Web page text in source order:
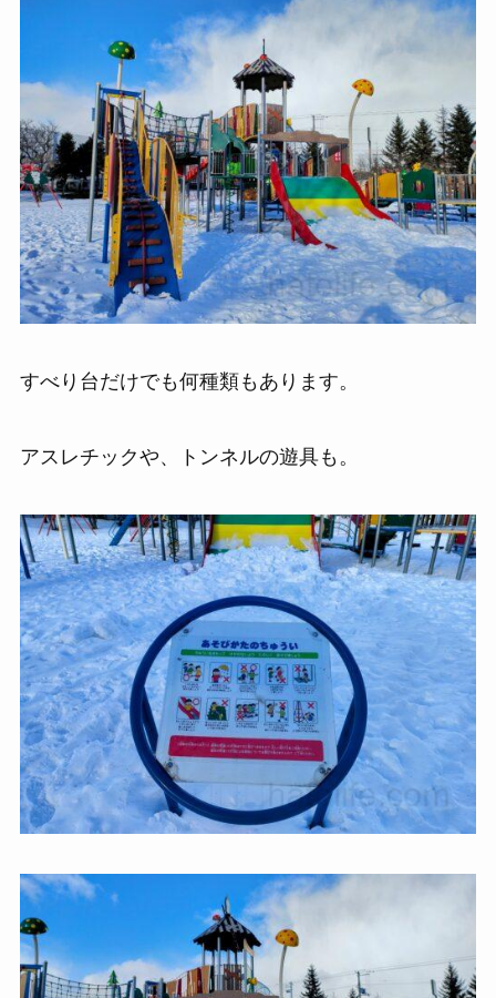
すべり台だけでも何種類もあります。
アスレチックや、トンネルの遊具も。